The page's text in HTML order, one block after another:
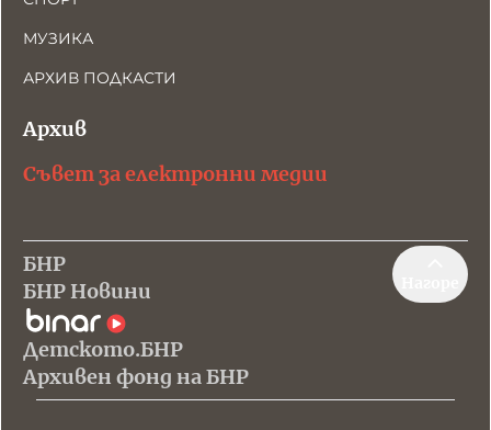
МУЗИКА
АРХИВ ПОДКАСТИ
Архив
Съвет за електронни медии
БНР
БНР Новини
Детското.БНР
Архивен фонд на БНР